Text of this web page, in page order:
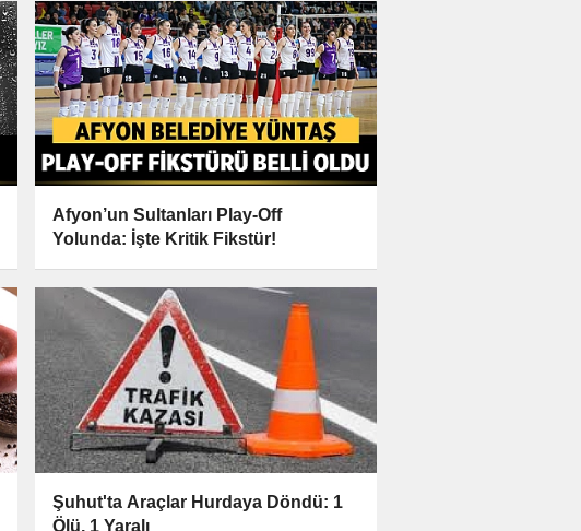
Afyon’un Sultanları Play-Off
Yolunda: İşte Kritik Fikstür!
Şuhut'ta Araçlar Hurdaya Döndü: 1
Ölü, 1 Yaralı